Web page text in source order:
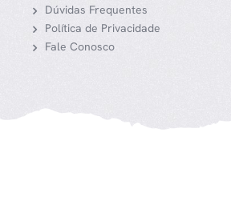
Dúvidas Frequentes
Política de Privacidade
Fale Conosco